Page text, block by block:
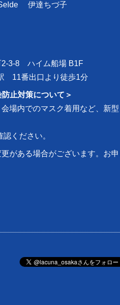
伊達ちづ子
2-3-8 ハイム船場 B1F
11番出口より徒歩1分
止対策について＞
場内でのマスク着用など、新
認ください。
がある場合がございます。お